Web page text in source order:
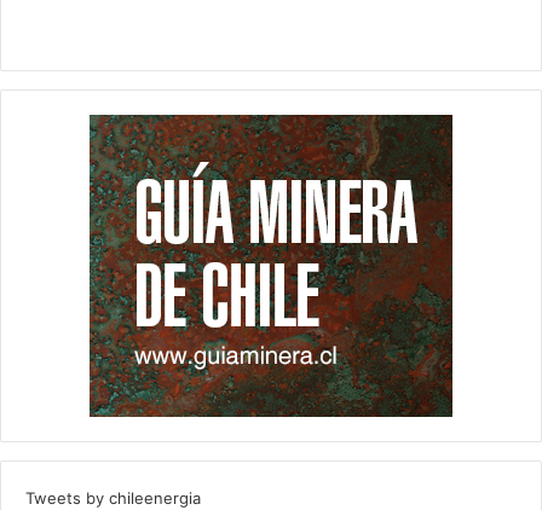
Tweets by chileenergia